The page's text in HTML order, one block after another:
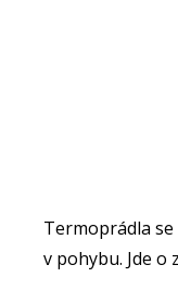
Termoprádla
v pohybu. Jde